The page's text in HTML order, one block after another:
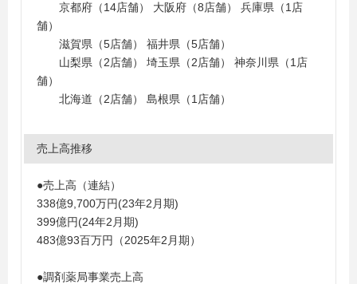
京都府（14店舗） 大阪府（8店舗） 兵庫県（1店
舗）
滋賀県（5店舗） 福井県（5店舗）
山梨県（2店舗） 埼玉県（2店舗） 神奈川県（1店
舗）
北海道（2店舗） 島根県（1店舗）
売上高推移
●売上高（連結）
338億9,700万円(23年2月期)
399億円(24年2月期)
483億93百万円（2025年2月期）
●調剤薬局事業売上高